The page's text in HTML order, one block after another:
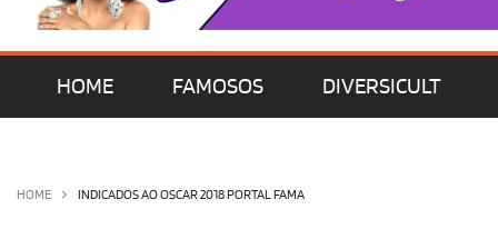
HOME FAMOSOS DIVERSICULT
HOME INDICADOS AO OSCAR 2018 PORTAL FAMA